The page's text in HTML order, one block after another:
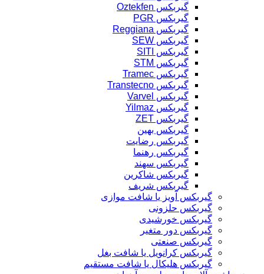
گیربکس Oztekfen
گیربکس PGR
گیربکس Reggiana
گیربکس SEW
گیربکس SITI
گیربکس STM
گیربکس Tramec
گیربکس Transtecno
گیربکس Varvel
گیربکس Yilmaz
گیربکس ZET
گیربکس بهین
گیربکس رضایت
گیربکس رهنما
گیربکس سهند
گیربکس شاکرین
گیربکس شریف
گیربکس آویز یا شافت موازی
گیربکس حلزونی
گیربکس خورشیدی
گیربکس دور متغیر
گیربکس صنعتی
گیربکس کرانویل یا شافت بغل
گیربکس هلیکال یا شافت مستقیم